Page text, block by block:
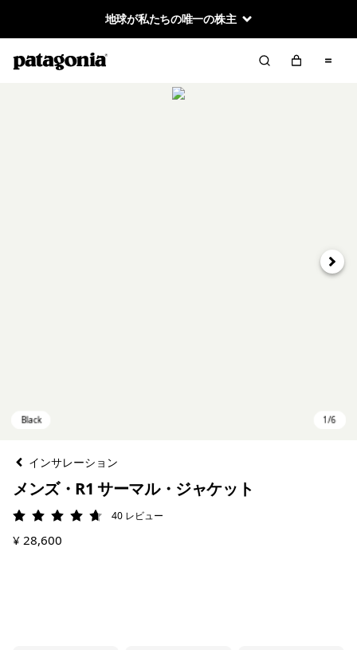
地球が私たちの唯一の株主
次へ
インサレーション
メンズ・R1 サーマル・ジャケット
評価: 4.7 / 5
40 レビュー
¥ 28,600